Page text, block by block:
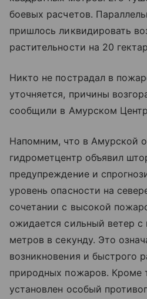
боевых расчетов.
пришлось ликвидировать
растительности на 20
Никто не пострадал в
уточняется, причины
сообщили в Амурском
Напомним, что в Амурской
гидрометцентр объявил
предупреждение и
уровень опасности на
сочетании с высокой
ожидается сильный ветер
метров в секунду. Это
возникновения и быстрого
природных пожаров. Кроме
установлен особый